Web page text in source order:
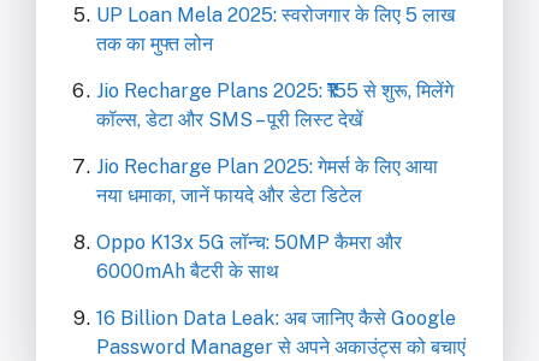
UP Loan Mela 2025: स्वरोजगार के लिए 5 लाख
तक का मुफ्त लोन
Jio Recharge Plans 2025: ₹155 से शुरू, मिलेंगे
कॉल्स, डेटा और SMS – पूरी लिस्ट देखें
Jio Recharge Plan 2025: गेमर्स के लिए आया
नया धमाका, जानें फायदे और डेटा डिटेल
Oppo K13x 5G लॉन्च: 50MP कैमरा और
6000mAh बैटरी के साथ
16 Billion Data Leak: अब जानिए कैसे Google
Password Manager से अपने अकाउंट्स को बचाएं